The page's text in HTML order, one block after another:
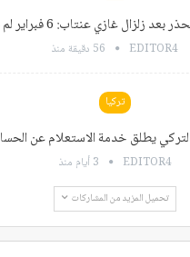
غازي عنتاب: 6 فبراير لم ينتهِ…
EDITOR4 56 دقيقة منذ
تركيا
التركي يطلق خدمة الاستعلام عن
EDITOR4 3 أيام منذ
تحميل المزيد من المشاركات